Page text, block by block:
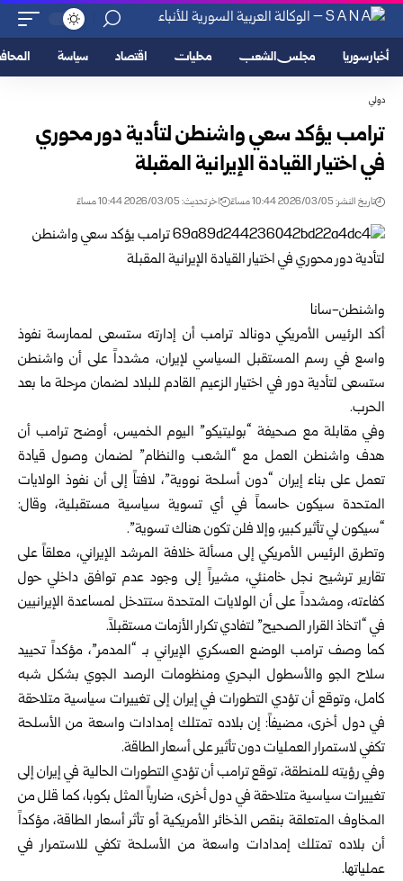
أخبار سوريا مجلس الشعب محليات اقتصاد سياسة
دولي
ترامب يؤكد سعي واشنطن لتأدية دور محوري
في اختيار القيادة الإيرانية المقبلة
تاريخ النشر: 2026/03/05 10:44 مساءً اخر تحديث: 2026/03/05 10:44 مساءً
واشنطن-سانا
أكد الرئيس الأمريكيدونالد ترامبأن إدارته ستسعى لممارسة نفوذ
واسع في رسم المستقبل السياسي لإيران، مشدداً على أن واشنطن
ستسعى لتأدية دور في اختيار الزعيم القادم للبلاد لضمان مرحلة ما بعد
الحرب.
وفي مقابلة مع صحيفة “بوليتيكو” اليوم الخميس، أوضح ترامب أن
هدف واشنطن العمل مع “الشعب والنظام” لضمان وصول قيادة
تعمل على بناء إيران “دون أسلحة نووية”، لافتاً إلى أن نفوذ الولايات
المتحدة سيكون حاسماً في أي تسوية سياسية مستقبلية، وقال:
“سيكون لي تأثير كبير، وإلا فلن تكون هناك تسوية”.
وتطرق الرئيس الأمريكي إلى مسألة خلافة المرشد الإيراني، معلقاً على
تقارير ترشيح نجل خامنئي، مشيراً إلى وجود عدم توافق داخلي حول
كفاءته، ومشدداً على أن الولايات المتحدة ستتدخل لمساعدة الإيرانيين
في “اتخاذ القرار الصحيح” لتفادي تكرار الأزمات مستقبلاً.
كما وصف ترامب الوضع العسكري الإيراني بـ “المدمر”، مؤكداً تحييد
سلاح الجو والأسطول البحري ومنظومات الرصد الجوي بشكل شبه
كامل، وتوقع أن تؤدي التطورات في إيران إلى تغييرات سياسية متلاحقة
في دول أخرى، مضيفاً: إن بلاده تمتلك إمدادات واسعة من الأسلحة
تكفي لاستمرار العمليات دون تأثير على أسعار الطاقة.
وفي رؤيته للمنطقة، توقع ترامب أن تؤدي التطورات الحالية في إيران إلى
تغييرات سياسية متلاحقة في دول أخرى، ضارباً المثل بكوبا، كما قلل من
المخاوف المتعلقة بنقص الذخائر الأمريكية أو تأثر أسعار الطاقة، مؤكداً
أن بلاده تمتلك إمدادات واسعة من الأسلحة تكفي للاستمرار في
عملياتها.